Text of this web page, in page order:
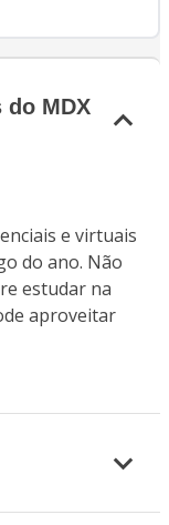
MDX
e virtuais
do ano. Não
estudar na
aproveitar